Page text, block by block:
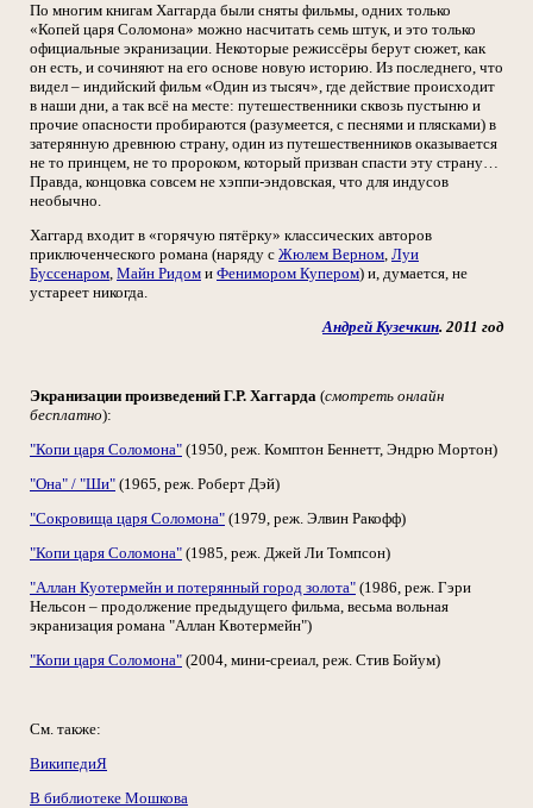
По многим книгам Хаггарда были сняты фильмы, одних только
«Копей царя Соломона» можно насчитать семь штук, и это только
официальные экранизации. Некоторые режиссёры берут сюжет, как
он есть, и сочиняют на его основе новую историю. Из последнего, что
видел – индийский фильм «Один из тысяч», где действие происходит
в наши дни, а так всё на месте: путешественники сквозь пустыню и
прочие опасности пробираются (разумеется, с песнями и плясками) в
затерянную древнюю страну, один из путешественников оказывается
не то принцем, не то пророком, который призван спасти эту страну…
Правда, концовка совсем не хэппи-эндовская, что для индусов
необычно.
Хаггард входит в «горячую пятёрку» классических авторов
приключенческого романа (наряду с Жюлем Верном, Луи
Буссенаром, Майн Ридом и Фенимором Купером) и, думается, не
устареет никогда.
Андрей Кузечкин. 2011 год
Экранизации произведений Г.Р. Хаггарда (смотреть онлайн
бесплатно):
"Копи царя Соломона" (1950, реж. Комптон Беннетт, Эндрю Мортон)
"Она" / "Ши" (1965, реж. Роберт Дэй)
"Сокровища царя Соломона" (1979, реж. Элвин Ракофф)
"Копи царя Соломона" (1985, реж. Джей Ли Томпсон)
"Аллан Куотермейн и потерянный город золота" (1986, реж. Гэри
Нельсон – продолжение предыдущего фильма, весьма вольная
экранизация романа "Аллан Квотермейн")
"Копи царя Соломона" (2004, мини-среиал, реж. Стив Бойум)
См. также:
ВикипедиЯ
В библиотеке Мошкова